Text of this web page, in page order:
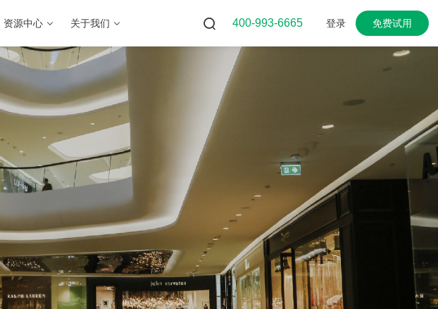
资源中心 关于我们 400-993-6665 登录 免费试用